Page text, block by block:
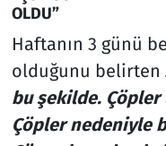
OLDU”
Haftanın 3 günü
olduğunu belirten
bu şekilde.
Çöpler nedeniyle